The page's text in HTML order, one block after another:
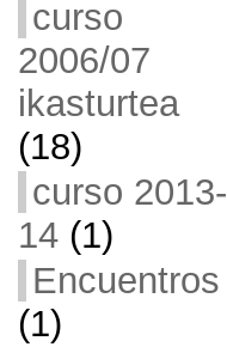
curso
2006/07
ikasturtea
(18)
curso 2013-
14(1)
Encuentros
(1)